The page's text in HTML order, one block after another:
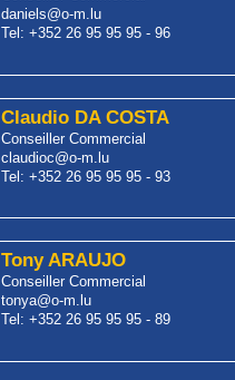
daniels@o-m.lu
Tel: +352 26 95 95 95 - 96
Claudio DA COSTA
Conseiller Commercial
claudioc@o-m.lu
Tel: +352 26 95 95 95 - 93
Tony ARAUJO
Conseiller Commercial
tonya@o-m.lu
Tel: +352 26 95 95 95 - 89